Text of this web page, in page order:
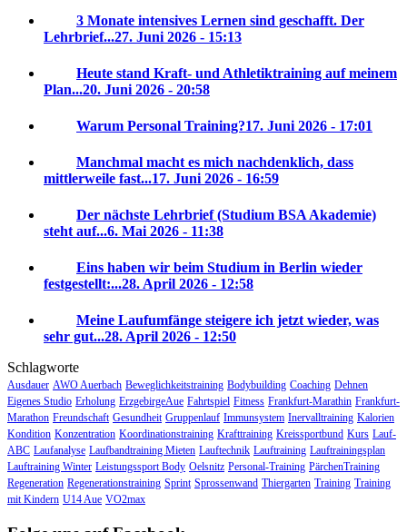
3 Monate intensives Lernen sind geschafft. Der
Lehrbrief...27. Juni 2026 - 15:13
Heute stand Kraft- und Athletiktraining auf meinem
Plan...20. Juni 2026 - 20:58
Warum Personal Training?17. Juni 2026 - 17:01
Manchmal macht es mich nachdenklich, dass
mittlerweile fast...17. Juni 2026 - 16:59
Der nächste Lehrbrief (Studium BSA Akademie)
steht auf...6. Mai 2026 - 11:38
Eins haben wir beim Studium in Berlin wieder
festgestellt:...28. April 2026 - 12:58
Meine Laufumfänge steigere ich jetzt wieder, was
sehr gut...28. April 2026 - 12:50
Schlagworte
Ausdauer AWO Auerbach Beweglichkeitstraining Bodybuilding Coaching Dehnen
Eigenes Studio Erholung ErzgebirgeAue Fahrtspiel Fitness Frankfurt-Marathin Frankfurt-
Marathon Freundschaft Gesundheit Gruppenlauf Immunsystem Inervalltraining Kalorien
Kondition Konzentration Koordinationstraining Krafttraining Kreissportbund Kurs Lauf-
ABC Laufanalyse Laufbandtraining Mieten Lauftechnik Lauftraining Lauftrainingsplan
Lauftraining Winter Leistungssport Body Oelsnitz Personal-Training PärchenTraining
Regeneration Regenerationstraining Sprint Sprossenwand Thiergarten Training Training
mit Kindern U14 Aue VO2max